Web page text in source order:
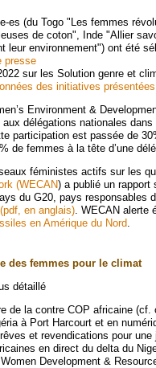
es (du Togo "Les femmes
de coton", Inde "Allier
leur environnement") ont été
presse
sur les Solution genre et
des initiatives
Environment &
délégations nationales
participation est passée de
de femmes à la tête d’une
féministes actifs sur les
(WECAN) a publié un rapport
du G20, pays responsables
en anglais). WECAN alerte
en Amérique du Nord.
des femmes pour le climat
détaillé
de la contre COP africaine (cf.
à Port Harcourt et en
et revendications pour
en direct du delta du
Development &